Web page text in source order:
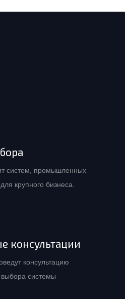
систем, промышленных
крупного бизнеса.
консультации
консультацию
выбора системы